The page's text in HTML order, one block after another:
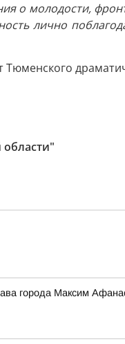
о молодости,
лично
города Максим